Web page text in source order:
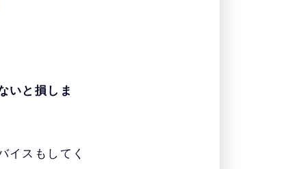
いと損しま
イスもしてく